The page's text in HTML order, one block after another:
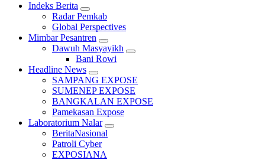
Indeks Berita
Radar Pemkab
Global Perspectives
Mimbar Pesantren
Dawuh Masyayikh
Bani Rowi
Headline News
SAMPANG EXPOSE
SUMENEP EXPOSE
BANGKALAN EXPOSE
Pamekasan Expose
Laboratorium Nalar
BeritaNasional
Patroli Cyber
EXPOSIANA